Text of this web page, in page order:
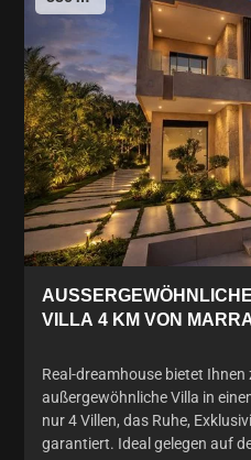
AUSSERGEWÖHNLICHE
ILLA 4 KM VON
Real-dreamhouse bietet Ihnen
außergewöhnliche Villa in
nur 4 Villen, das Ruhe,
garantiert. Ideal gelegen auf